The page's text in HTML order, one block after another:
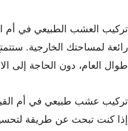
تركيب العشب الطبيعي في أم
رائعة لمساحتك الخارجية.
طوال العام، دون الحاجة إلى
تركيب عشب طبيعي في أم
إذا كنت تبحث عن طريقة